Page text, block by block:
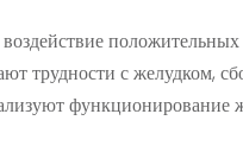
трудности с желудком,